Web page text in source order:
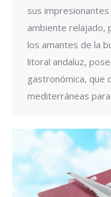
sus impresionantes
ambiente relajado,
los amantes de la
litoral andaluz,
gastronómica, que
mediterráneas